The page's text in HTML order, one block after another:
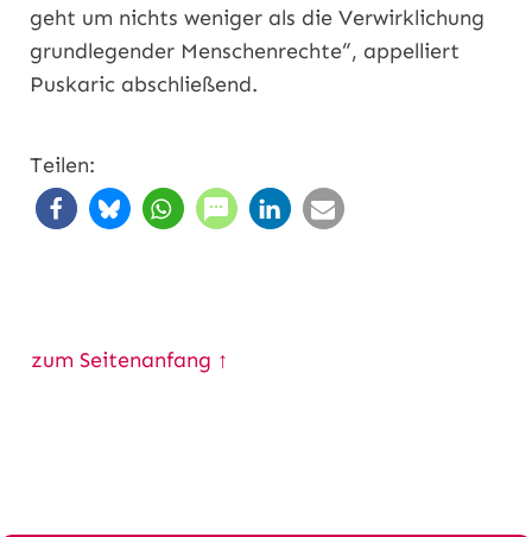
geht um nichts weniger als die Verwirklichung
grundlegender Menschenrechte“, appelliert
Puskaric abschließend.
Teilen:
zum Seitenanfang ↑